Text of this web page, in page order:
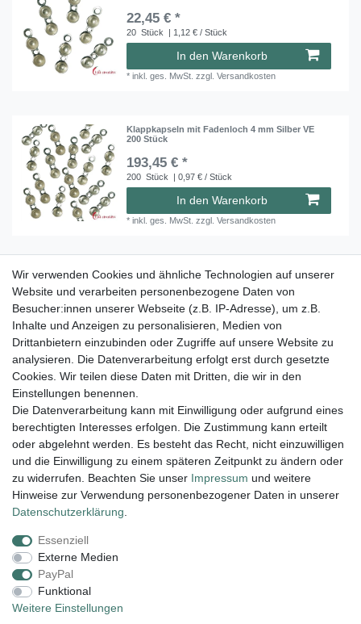
22,45 € *
20 Stück | 1,12 € / Stück
In den Warenkorb
*inkl. ges. MwSt. zzgl.Versandkosten
Klappkapseln mit Fadenloch 4 mm Silber VE
200 Stück
193,45 € *
200 Stück | 0,97 € / Stück
In den Warenkorb
*inkl. ges. MwSt. zzgl.Versandkosten
Klappkapseln mit Fadenloch 4 mm Silber
22,95 € *
20 Stück | 1,15 € / Stück
In den Warenkorb
* inkl. ges. MwSt. zzgl.Versandkosten
Lieferung und Versand
Impressum Daten­schutz­erklärung AGB
Widerrufs­recht
Zahlungsarten:
Wir verwenden Cookies und ähnliche Technologien auf unserer
Website und verarbeiten personenbezogene Daten von
Besucher:innen unserer Webseite (z.B. IP-Adresse), um z.B.
Inhalte und Anzeigen zu personalisieren, Medien von
Drittanbietern einzubinden oder Zugriffe auf unsere Website zu
analysieren. Die Datenverarbeitung erfolgt erst durch gesetzte
Cookies. Wir teilen diese Daten mit Dritten, die wir in den
Einstellungen benennen.
Die Datenverarbeitung kann mit Einwilligung oder aufgrund eines
berechtigten Interesses erfolgen. Die Zustimmung kann erteilt
oder abgelehnt werden. Es besteht das Recht, nicht einzuwilligen
und die Einwilligung zu einem späteren Zeitpunkt zu ändern oder
zu widerrufen. Beachten Sie unser Impressum und weitere
Hinweise zur Verwendung personenbezogener Daten in unserer
Daten­schutz­erklärung
Essenziell
Externe Medien
PayPal
Funktional
Weitere Einstellungen